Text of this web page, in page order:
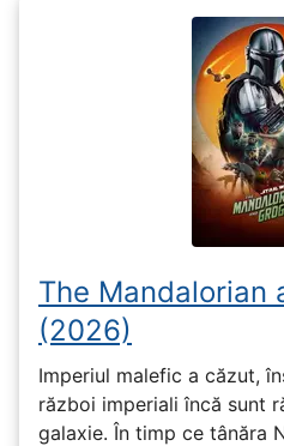
The Mandalorian
(2026)
Imperiul malefic a căzut,
război imperiali încă sunt
galaxie. În timp ce tânăra